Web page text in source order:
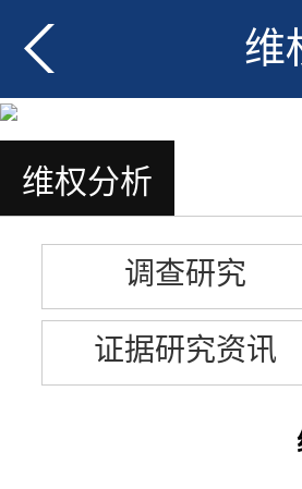
维
维权分析
调查研究
证据研究资讯